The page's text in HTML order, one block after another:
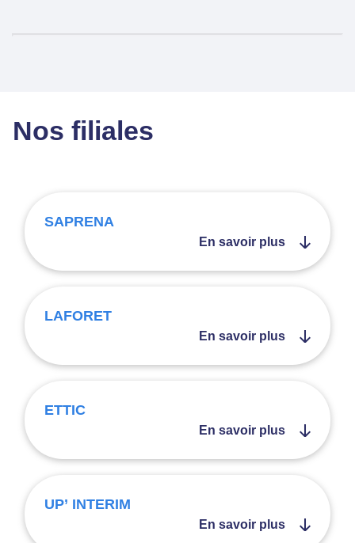
Nos filiales
SAPRENA
En savoir plus
LAFORET
En savoir plus
ETTIC
En savoir plus
UP’ INTERIM
En savoir plus